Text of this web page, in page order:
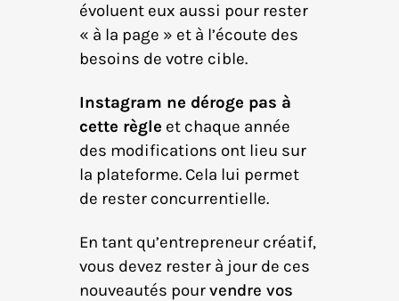
évoluent eux aussi pour rester
« à la page » et à l’écoute des
besoins de votre cible.
Instagram ne déroge pas à
cette règle et chaque année
des modifications ont lieu sur
la plateforme. Cela lui permet
de rester concurrentielle.
En tant qu’entrepreneur créatif,
vous devez rester à jour de ces
nouveautés pourvendre vos